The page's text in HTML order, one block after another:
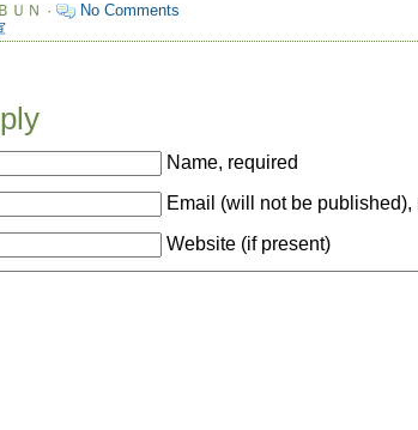
ＢＵＮ ·
No Comments
Name, required
Email (will not be published),
Website (if present)